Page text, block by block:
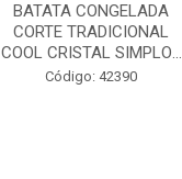
BATATA CONGELADA
CORTE TRADICIONAL
COOL CRISTAL SIMPLOT
CAIX...
Código: 42390